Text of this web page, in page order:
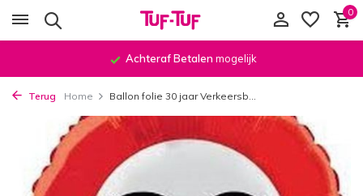
0
Achteraf Betalen mogelijk
Terug Home Ballon folie 30 jaar Verkeersb...